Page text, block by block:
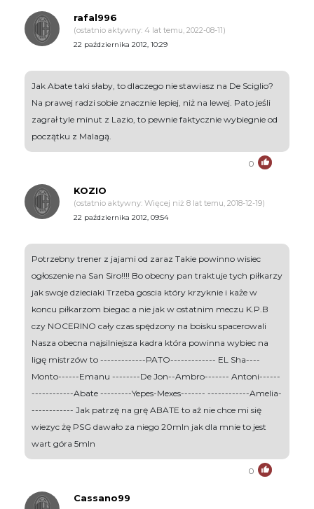
rafal996
(ostatnio aktywny: 4 lat temu, 2022-08-11)
22 października 2012, 10:29
Jak Abate taki słaby, to dlaczego nie stawiasz na De Sciglio?
Na prawej radzi sobie znacznie lepiej, niż na lewej. Pato jeśli
zagrał tyle minut z Lazio, to pewnie faktycznie wybiegnie od
początku z Malagą.
0
KOZIO
(ostatnio aktywny: Więcej niż 8 lat temu, 2018-12-19)
22 października 2012, 09:54
Potrzebny trener z jajami od zaraz Takie powinno wisiec
ogłoszenie na San Siro!!!! Bo obecny pan traktuje tych piłkarzy
jak swoje dzieciaki Trzeba goscia który krzyknie i każe w
koncu piłkarzom biegac a nie jak w ostatnim meczu K.P.B
czy NOCERINO cały czas spędzony na boisku spacerowali
Nasza obecna najsilniejsza kadra która powinna wybiec na
ligę mistrzów to -------------PATO------------- EL Sha----
Monto------Emanu --------De Jon--Ambro------- Antoni------
------------Abate ---------Yepes-Mexes------- ------------Amelia-
------------ Jak patrzę na grę ABATE to aż nie chce mi się
wiezyc żę PSG dawało za niego 20mln jak dla mnie to jest
wart góra 5mln
0
Cassano99